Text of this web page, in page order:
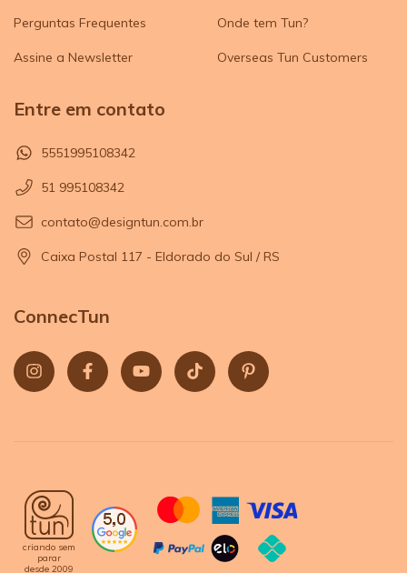
Perguntas Frequentes
Assine a Newsletter
Onde tem Tun?
Overseas Tun Customers
Entre em contato
5551995108342
51 995108342
contato@designtun.com.br
Caixa Postal 117 - Eldorado do Sul / RS
ConnecTun
criando sem
parar
desde 2009